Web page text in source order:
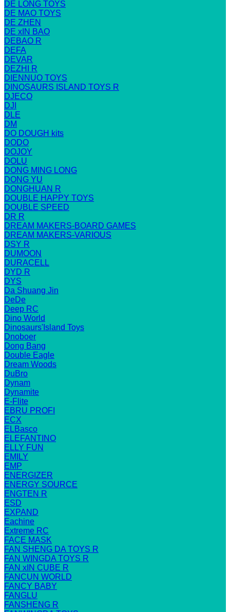
DE LONG TOYS
DE MAO TOYS
DE ZHEN
DE xIN BAO
DEBAO R
DEFA
DEVAR
DEZHI R
DIENNUO TOYS
DINOSAURS ISLAND TOYS R
DJECO
DJI
DLE
DM
DO DOUGH kits
DODO
DOJOY
DOLU
DONG MING LONG
DONG YU
DONGHUAN R
DOUBLE HAPPY TOYS
DOUBLE SPEED
DR R
DREAM MAKERS-BOARD GAMES
DREAM MAKERS-VARIOUS
DSY R
DUMOON
DURACELL
DYD R
DYS
Da Shuang Jin
DeDe
Deep RC
Dino World
Dinosaurs'Island Toys
Dnoboer
Dong Bang
Double Eagle
Dream Woods
DuBro
Dynam
Dynamite
E-Flite
EBRU PROFI
ECX
ELBasco
ELEFANTINO
ELLY FUN
EMILY
EMP
ENERGIZER
ENERGY SOURCE
ENGTEN R
ESD
EXPAND
Eachine
Extreme RC
FACE MASK
FAN SHENG DA TOYS R
FAN WINGDA TOYS R
FAN xIN CUBE R
FANCUN WORLD
FANCY BABY
FANGLU
FANSHENG R